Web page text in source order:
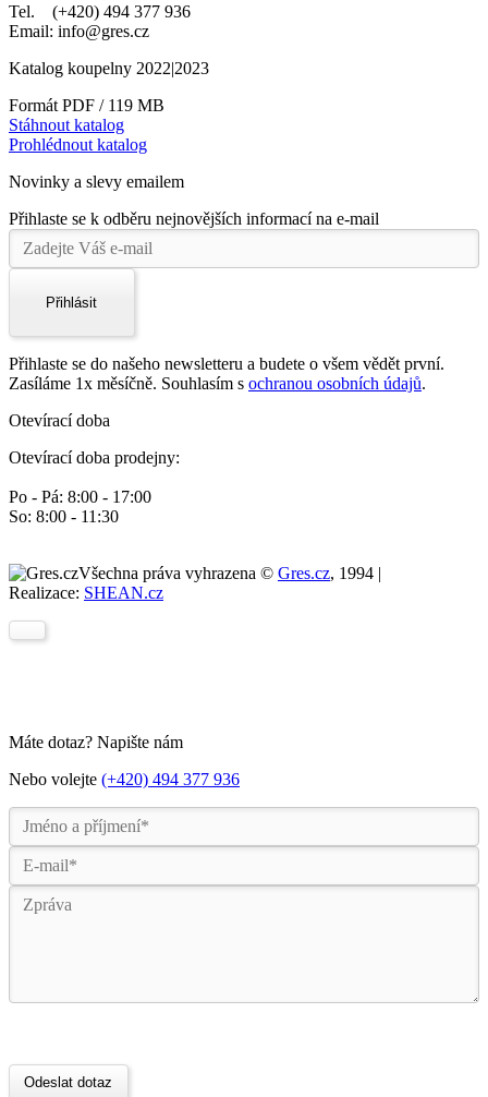
Tel. (+420) 494 377 936
Email: info@gres.cz
Katalog koupelny 2022|2023
Formát PDF / 119 MB
Stáhnout katalog
Prohlédnout katalog
Novinky a slevy emailem
Přihlaste se k odběru nejnovějších informací na e-mail
Přihlásit
Přihlaste se do našeho newsletteru a budete o všem vědět první.
Zasíláme 1x měsíčně. Souhlasím s ochranou osobních údajů.
Otevírací doba
Otevírací doba prodejny:
Po - Pá: 8:00 - 17:00
So: 8:00 - 11:30
Všechna práva vyhrazena © Gres.cz, 1994 |
Realizace: SHEAN.cz
Máte dotaz? Napište nám
Nebo volejte (+420) 494 377 936
Odeslat dotaz